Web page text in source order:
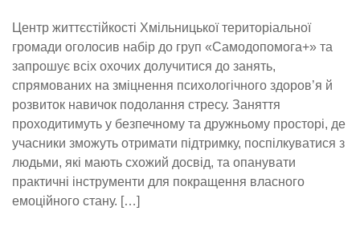
Центр життєстійкості Хмільницької територіальної
громади оголосив набір до груп «Самодопомога+» та
запрошує всіх охочих долучитися до занять,
спрямованих на зміцнення психологічного здоров’я й
розвиток навичок подолання стресу. Заняття
проходитимуть у безпечному та дружньому просторі, де
учасники зможуть отримати підтримку, поспілкуватися з
людьми, які мають схожий досвід, та опанувати
практичні інструменти для покращення власного
емоційного стану. […]